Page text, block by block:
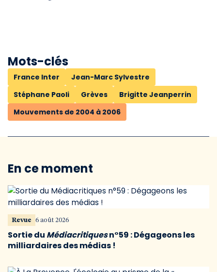
Mots-clés
France Inter
Jean-Marc Sylvestre
Stéphane Paoli
Grèves
Brigitte Jeanperrin
Mouvements de 2004 à 2006
En ce moment
Revue 6 août 2026
Sortie du Médiacritiquesn°59 : Dégageons les
milliardaires des médias !